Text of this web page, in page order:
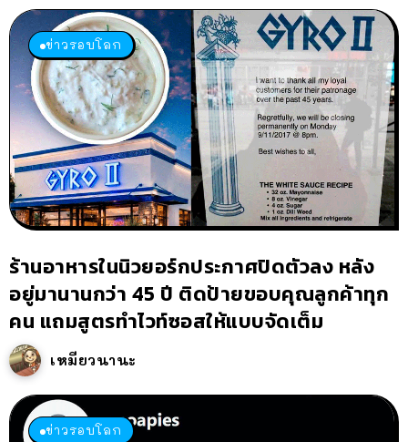
ข่าวรอบโลก
ร้านอาหารในนิวยอร์กประกาศปิดตัวลง หลัง
อยู่มานานกว่า 45 ปี ติดป้ายขอบคุณลูกค้าทุก
คน แถมสูตรทำไวท์ซอสให้แบบจัดเต็ม
เหมียวนานะ
ข่าวรอบโลก